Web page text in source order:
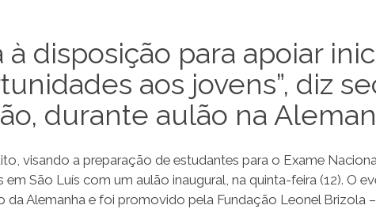
à disposição para apoiar
aos jovens”, diz
durante aulão na
visando a preparação de estudantes para o Exame
em São Luís com um aulão inaugural, na quinta-feira (12). O
da Alemanha e foi promovido pela Fundação Leonel Brizola